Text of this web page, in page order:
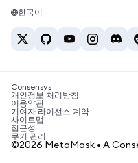
채용
테더 가격
BTC를 INR로 환전
ETH를 USDT로 환전
USDT 매수
SHIB 매수
BNB 매수
솔라나 지갑
암호화폐 세금 뉴스
암호화폐 매수 방법
비트코인 매도 방법
한국어
Consensys
개인정보 처리방침
이용약관
기여자 라이선스 계약
사이트맵
접근성
쿠키 관리
©2026 MetaMask • A